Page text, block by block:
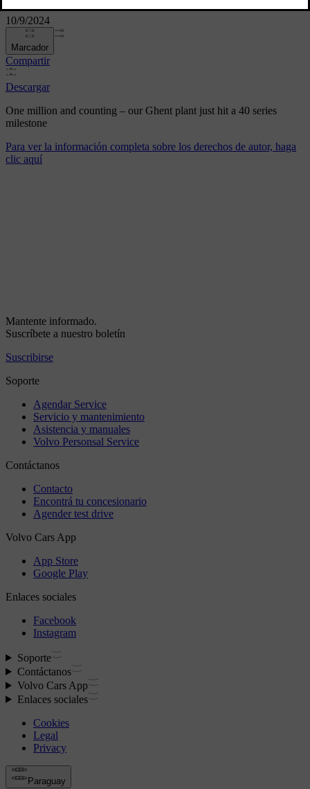
10/9/2024
Marcador
Compartir
Descargar
One million and counting – our Ghent plant just hit a 40 series
milestone
Para ver la información completa sobre los derechos de autor, haga
clic aquí